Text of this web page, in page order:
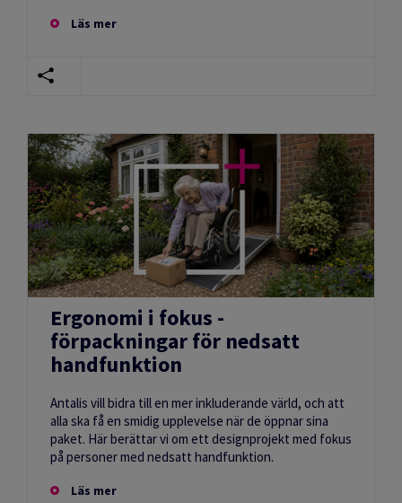
Läs mer
Ergonomi i fokus -
förpackningar för nedsatt
handfunktion
Antalis vill bidra till en mer inkluderande värld, och att
alla ska få en smidig upplevelse när de öppnar sina
paket. Här berättar vi om ett designprojekt med fokus
på personer med nedsatt handfunktion.
Läs mer